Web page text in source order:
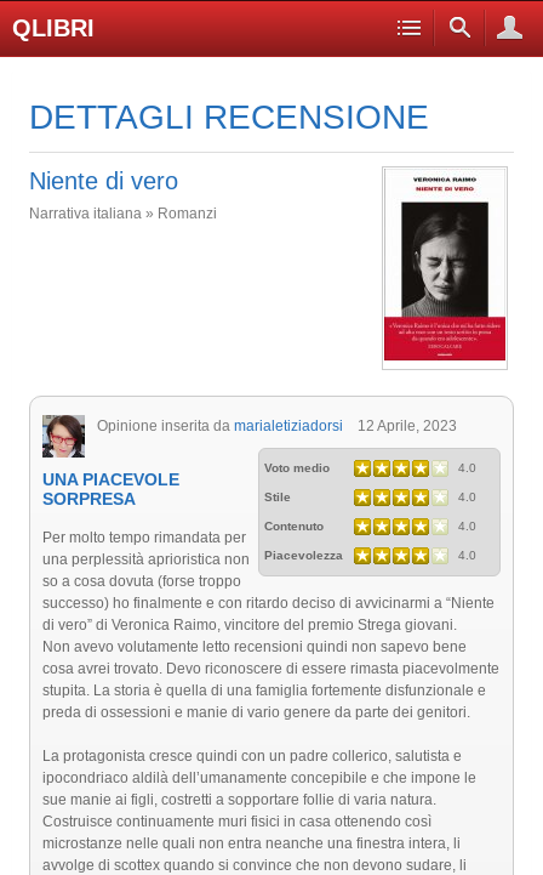
QLIBRI
DETTAGLI RECENSIONE
Niente di vero
Narrativa italiana » Romanzi
Opinione inserita da marialetiziadorsi 12 Aprile, 2023
Voto medio 4.0
Stile 4.0
Contenuto 4.0
Piacevolezza 4.0
UNA PIACEVOLE
SORPRESA
Per molto tempo rimandata per
una perplessità aprioristica non
so a cosa dovuta (forse troppo
successo) ho finalmente e con ritardo deciso di avvicinarmi a “Niente
di vero” di Veronica Raimo, vincitore del premio Strega giovani.
Non avevo volutamente letto recensioni quindi non sapevo bene
cosa avrei trovato. Devo riconoscere di essere rimasta piacevolmente
stupita. La storia è quella di una famiglia fortemente disfunzionale e
preda di ossessioni e manie di vario genere da parte dei genitori.
La protagonista cresce quindi con un padre collerico, salutista e
ipocondriaco aldilà dell’umanamente concepibile e che impone le
sue manie ai figli, costretti a sopportare follie di varia natura.
Costruisce continuamente muri fisici in casa ottenendo così
microstanze nelle quali non entra neanche una finestra intera, li
avvolge di scottex quando si convince che non devono sudare, li